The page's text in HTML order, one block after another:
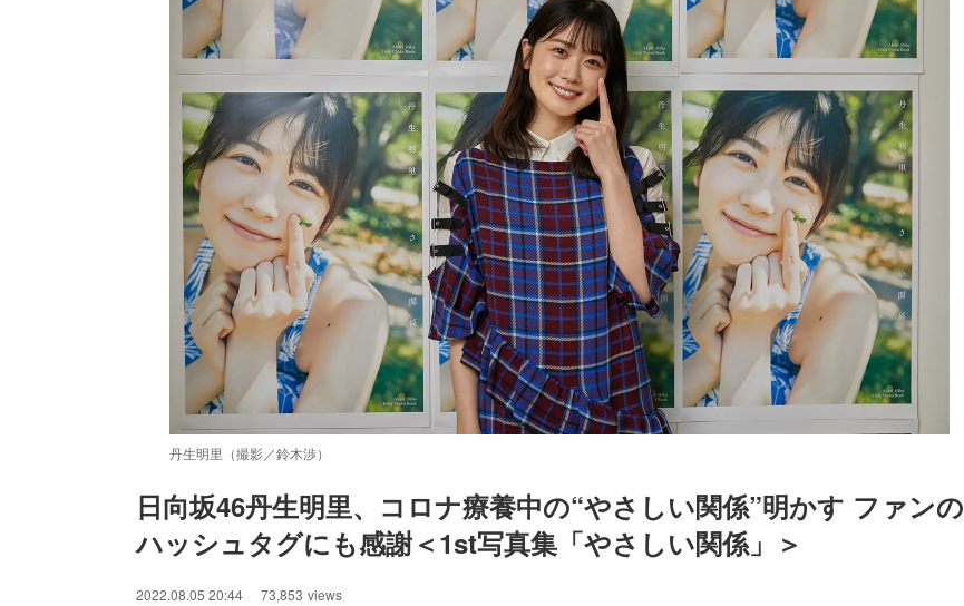
丹生明里（撮影／鈴木渉）
日向坂46丹生明里、コロナ療養中の“やさしい関係”明かす ファンの
ハッシュタグにも感謝＜1st写真集「やさしい関係」＞
2022.08.05 20:44 73,853 views